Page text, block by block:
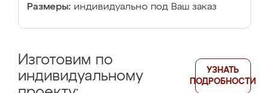
Размеры: индивидуально под Ваш заказ
Изготовим по
индивидуальному
УЗНАТЬ
ПОДРОБНОСТИ